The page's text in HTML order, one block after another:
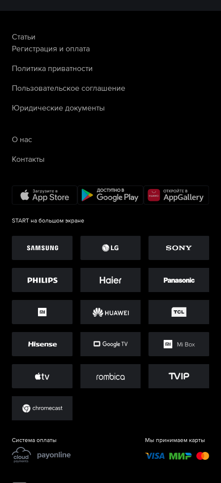
Статьи
Регистрация и оплата
Политика приватности
Пользовательское соглашение
Юридические документы
О нас
Контакты
START на большом экране
Система оплаты Мы принимаем карты